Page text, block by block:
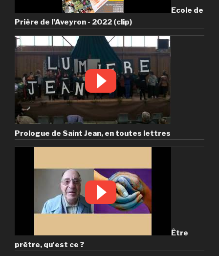
Ecole de
Prière de l'Aveyron - 2022 (clip)
Prologue de Saint Jean, en toutes lettres
Être
prêtre, qu'est ce ?